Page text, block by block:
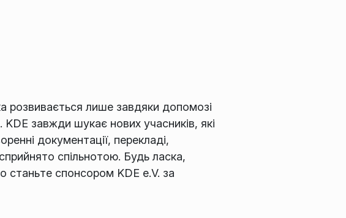
розвивається лише завдяки допомозі
KDE завжди шукає нових учасників, які
документації, перекладі,
спільнотою. Будь ласка,
станьте спонсором KDE e.V. за